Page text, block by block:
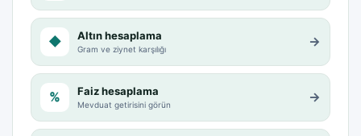
◆ Altın hesaplama
Gram ve ziynet karşılığı →
% Faiz hesaplama
Mevduat getirisini görün →